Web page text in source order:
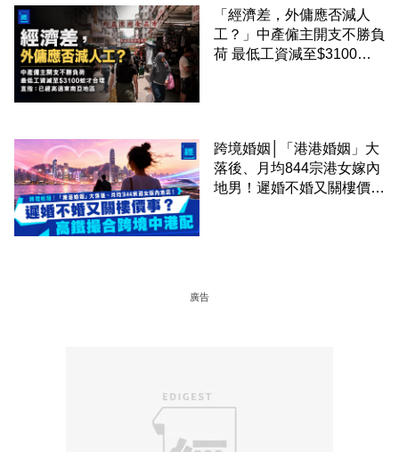
「經濟差，外傭應否減人
工？」中產僱主開支不勝負
荷 最低工資減至$3100蚊
跨境婚姻│「港港婚姻」大
落後、月均844宗港女嫁內
地男！遲婚不婚又關樓價
廣告